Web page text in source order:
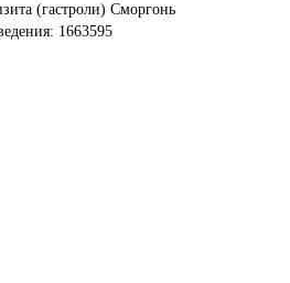
(гастроли) Сморгонь
1663595